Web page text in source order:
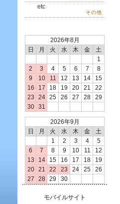
etc
その他
2026年8月
日
月 火 水 木 金
土
1
2
3 4 5 6 7
8
9
10 11 12 13 14
15
16
17 18 19 20 21
22
23
24 25 26 27 28
29
30
31
2026年9月
日
月 火 水 木 金
土
1
2 3 4
5
6
7 8 9 10 11
12
13
14 15 16 17 18
19
20
21 22 23 24 25
26
27
28 29 30
モバイルサイト